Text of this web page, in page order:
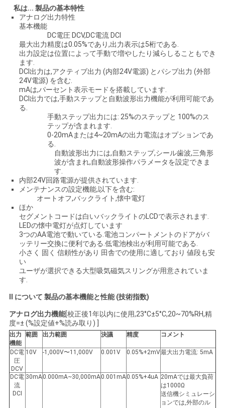
ニ
図
PRIVACY
POLICY
私は... 製品の基本特性
アナログ出力特性
基本機能
DC電圧 DCV,DC電流 DCI
最大出力精度は0.05%であり,出力表示は5桁である.
出力設定は位置によって手動で増やしたり減らしることもでき
ます.
DCI出力は,アクティブ出力 (内部24V電源) とパシブ出力 (外部
24V電源) を含む.
mAは,パーセント表示モードを搭載しています.
DCI出力では,手動ステップと自動波形出力機能が利用可能であ
る.
手動ステップ出力には: 25%のステップと 100%のス
テップが含まれます.
0-20mAまたは4~20mAの出力電流はオプションであ
る.
自動波形出力には,自動ステップ,シール歯波,三角形
波が含まれ,自動波形操作パラメータを設定できま
す.
内部24V回路電源が提供されています.
メンテナンスの設定機能,以下を含む:
オートオフ,バックライト,懐中電灯
ほか
セグメントコードは白いバックライトのLCDで表示されます.
LEDの懐中電灯が点灯しています
3つのAA電池で動いている.電池コンパートメントのドアがバ
ッテリー交換に便利である.低電池検出が利用可能である.
小さく 固く 信頼性があり 田舎での使用に適しており 値段も安
い
ユーザが選択できる大型吸気磁気スリングが用意されていま
す.
II について 製品の基本機能と性能 (技術指数)
アナログ出力機能[校正後1年以内に使用,23°C±5°C,20~70%RH,精
度=± (%設定値+%読み取り) ]
出力
機能
範囲 出力範囲 決議 精度 コメント
DC電
圧
DCV
10V -1,000V〜11,000V 0.001V 0.05%+2mV最大出力電流: 5mA
DC電
流
DCI
30mA0.000mA~30,000mA0.001mA0.05%+4uA 20mAでは最大負荷
は1000Ω
送信機シミュレーシ
ョンでは,外部のル